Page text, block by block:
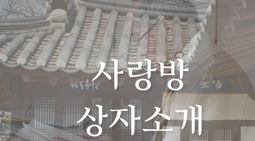
사랑방
상자소개